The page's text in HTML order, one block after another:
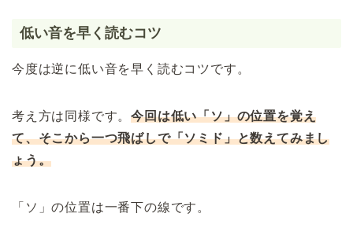
低い音を早く読むコツ
今度は逆に低い音を早く読むコツです。
考え方は同様です。今回は低い「ソ」の位置を覚え
て、そこから一つ飛ばしで「ソミド」と数えてみまし
ょう。
「ソ」の位置は一番下の線です。